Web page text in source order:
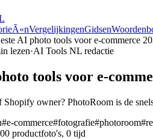
VergelijkingenGidsen
AI photo tools voor e-commerce
lezen·AI Tools NL redactie
tools voor e-
Shopify owner? PhotoRoom is de
#e-commerce#fotografie#photoroom#
productfoto's, 0 tijd